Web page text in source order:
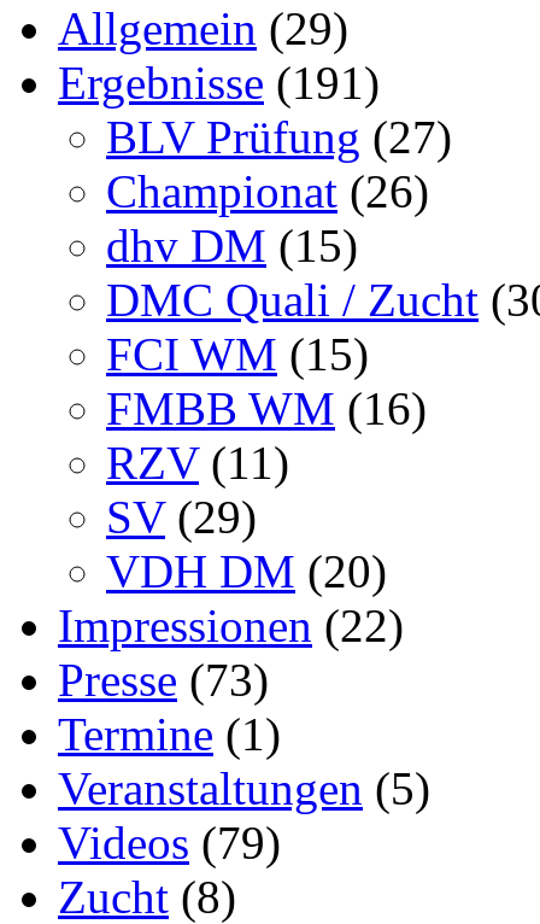
Allgemein (29)
Ergebnisse (191)
BLV Prüfung (27)
Championat (26)
dhv DM (15)
DMC Quali / Zucht
FCI WM (15)
FMBB WM (16)
RZV(11)
SV(29)
VDH DM (20)
Impressionen (22)
Presse (73)
Termine (1)
Veranstaltungen (5)
Videos (79)
Zucht (8)